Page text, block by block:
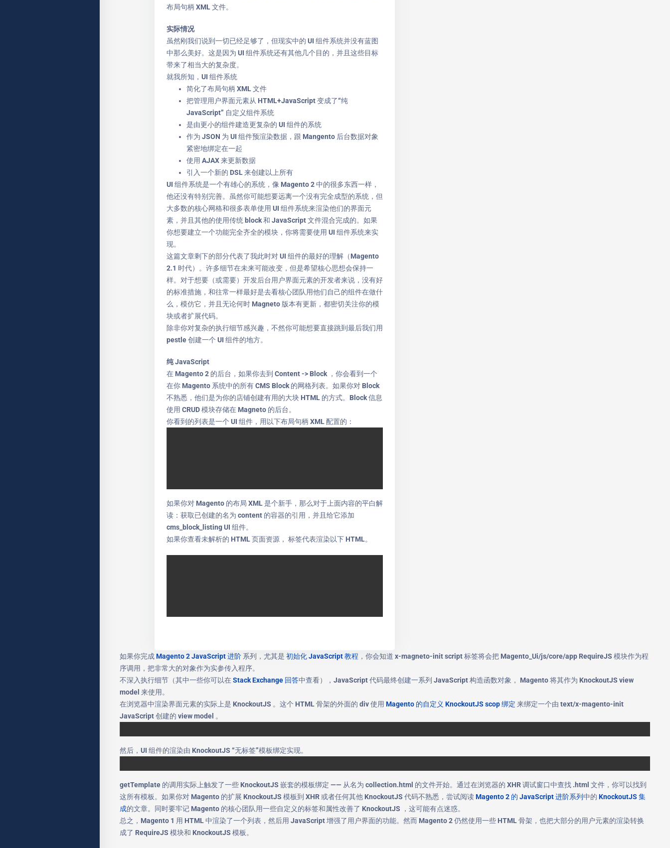
布局句柄 XML 文件。
实际情况
虽然刚我们说到一切已经足够了，但现实中的 UI 组件系统并没有蓝图
中那么美好。这是因为 UI 组件系统还有其他几个目的，并且这些目标
带来了相当大的复杂度。
就我所知，UI 组件系统
简化了布局句柄 XML 文件
把管理用户界面元素从 HTML+JavaScript 变成了“纯
JavaScript” 自定义组件系统
是由更小的组件建造更复杂的 UI 组件的系统
作为 JSON 为 UI 组件预渲染数据，跟 Mangento 后台数据对象
紧密地绑定在一起
使用 AJAX 来更新数据
引入一个新的 DSL 来创建以上所有
UI 组件系统是一个有雄心的系统，像 Magento 2 中的很多东西一样，
他还没有特别完善。虽然你可能想要远离一个没有完全成型的系统，但
大多数的核心网格和很多表单使用 UI 组件系统来渲染他们的界面元
素，并且其他的使用传统 block 和 JavaScript 文件混合完成的。如果
你想要建立一个功能完全齐全的模块，你将需要使用 UI 组件系统来实
现。
这篇文章剩下的部分代表了我此时对 UI 组件的最好的理解（Magento
2.1 时代）。许多细节在未来可能改变，但是希望核心思想会保持一
样。对于想要（或需要）开发后台用户界面元素的开发者来说，没有好
的标准措施，和往常一样最好是去看核心团队用他们自己的组件在做什
么，模仿它，并且无论何时 Magneto 版本有更新，都密切关注你的模
块或者扩展代码。
除非你对复杂的执行细节感兴趣，不然你可能想要直接跳到最后我们用
pestle 创建一个 UI 组件的地方。
纯 JavaScript
在 Magento 2 的后台，如果你去到 Content -> Block ，你会看到一个
在你 Magento 系统中的所有 CMS Block 的网格列表。如果你对 Block
不熟悉，他们是为你的店铺创建有用的大块 HTML 的方式。Block 信息
使用 CRUD 模块存储在 Magneto 的后台。
你看到的列表是一个 UI 组件，用以下布局句柄 XML 配置的：
如果你对 Magento 的布局 XML 是个新手，那么对于上面内容的平白解
读：获取已创建的名为 content 的容器的引用，并且给它添加
cms_block_listing UI 组件。
如果你查看未解析的 HTML 页面资源， 标签代表渲染以下 HTML。
如果你完成Magento 2 JavaScript 进阶 系列，尤其是 初始化 JavaScript 教程 ，你会知道 x-magneto-init script 标签将会把 Magento_Ui/js/core/app RequireJS 模块作为程
序调用，把非常大的对象作为实参传入程序。
不深入执行细节（其中一些你可以在Stack Exchange 回答中查看），JavaScript 代码最终创建一系列 JavaScript 构造函数对象， Magento 将其作为 KnockoutJS view
model 来使用。
在浏览器中渲染界面元素的实际上是 KnockoutJS 。这个 HTML 骨架的外面的 div 使用 Magento 的自定义 KnockoutJS scop 绑定 来绑定一个由 text/x-magento-init
JavaScript 创建的 view model 。
然后，UI 组件的渲染由 KnockoutJS “无标签”模板绑定实现。
getTemplate 的调用实际上触发了一些 KnockoutJS 嵌套的模板绑定 —— 从名为 collection.html 的文件开始。通过在浏览器的 XHR 调试窗口中查找 .html 文件，你可以找到
这所有模板。如果你对 Magento 的扩展 KnockoutJS 模板到 XHR 或者任何其他 KnockoutJS 代码不熟悉，尝试阅读Magento 2 的 JavaScript 进阶系列中的 KnockoutJS 集
成的文章。同时要牢记 Magento 的核心团队用一些自定义的标签和属性改善了 KnockoutJS ，这可能有点迷惑。
总之，Magento 1 用 HTML 中渲染了一个列表，然后用 JavaScript 增强了用户界面的功能。然而 Magento 2 仍然使用一些 HTML 骨架，也把大部分的用户元素的渲染转换
成了 RequireJS 模块和 KnockoutJS 模板。